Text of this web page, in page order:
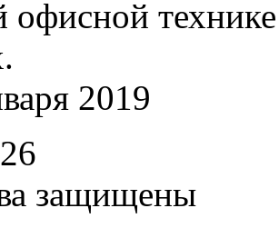
офисной
2019
защищены